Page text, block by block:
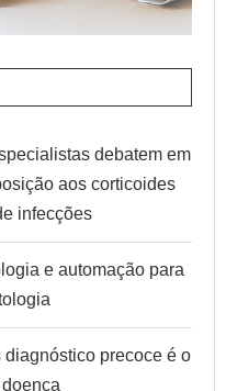
debatem em
aos corticoides
infecções
e automação para
precoce é o